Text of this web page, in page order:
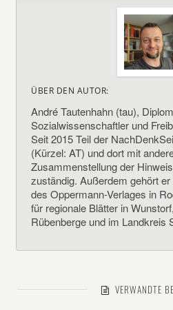
ÜBER DEN AUTOR:
André Tautenhahn (tau),
Sozialwissenschaftler und
Seit 2015 Teil der
(Kürzel: AT) und dort mit
Zusammenstellung der
zuständig. Außerdem gehört
des Oppermann-Verlages in
für regionale Blätter in
Rübenberge und im Landkreis
VERWANDTE